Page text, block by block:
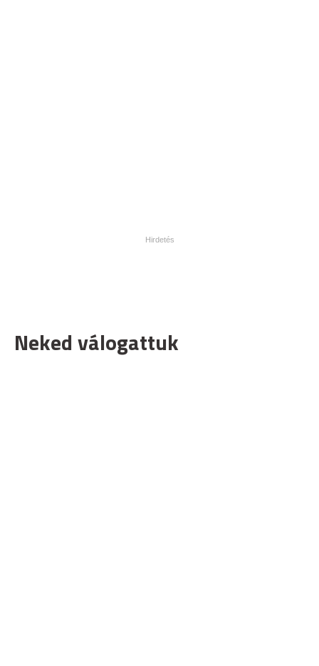
Neked válogattuk